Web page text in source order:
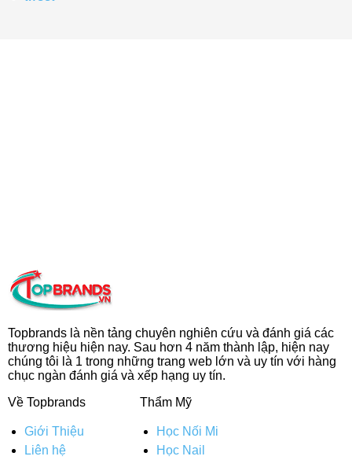
Topbrands là nền tảng chuyên nghiên cứu và đánh giá các
thương hiệu hiện nay. Sau hơn 4 năm thành lập, hiện nay
chúng tôi là 1 trong những trang web lớn và uy tín với hàng
chục ngàn đánh giá và xếp hạng uy tín.
Về Topbrands
Giới Thiệu
Liên hệ
Thẩm Mỹ
Học Nối Mi
Học Nail